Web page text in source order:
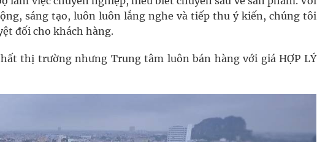
sáng tạo, luôn luôn lắng nghe và tiếp thu ý kiến, chúng tôi
đối cho khách hàng.
thị trường nhưng Trung tâm luôn bán hàng với giá HỢP LÝ